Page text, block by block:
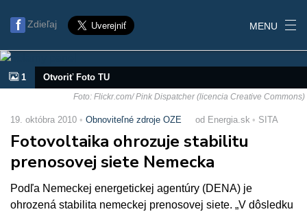
Zdieľaj MENU
1 Otvoriť Foto TU
Foto: Flickr.com/ Pink Dispatcher (licencia Creative Commons)
19. októbra 2010 Obnoviteľné zdroje OZE od Energia.sk SITA
Fotovoltaika ohrozuje stabilitu
prenosovej siete Nemecka
Podľa Nemeckej energetickej agentúry (DENA) je
ohrozená stabilita nemeckej prenosovej siete. „V dôsledku